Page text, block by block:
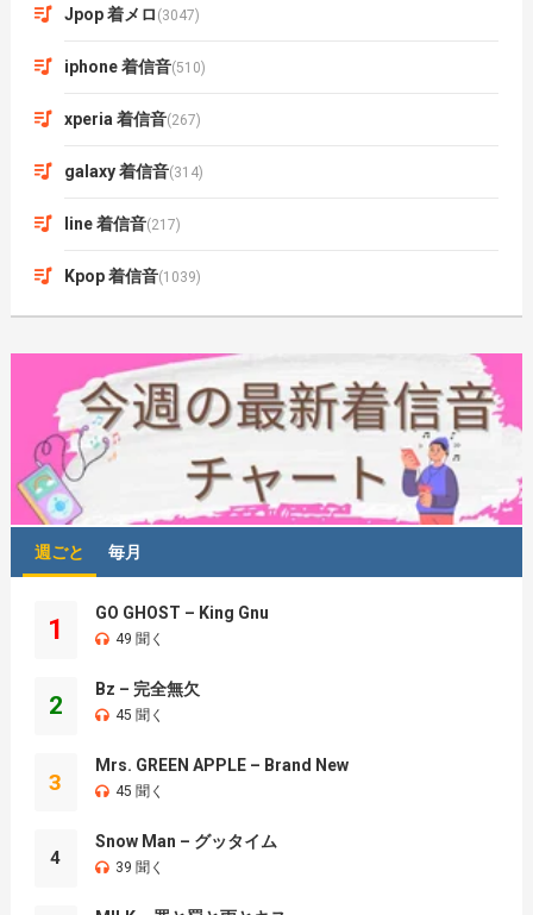
Jpop 着メロ (3047)
iphone 着信音(510)
xperia 着信音(267)
galaxy 着信音(314)
line 着信音(217)
Kpop 着信音(1039)
週ごと 毎月
1
GO GHOST – King Gnu
49 聞く
2
Bz – 完全無欠
45 聞く
3
Mrs. GREEN APPLE – Brand New
45 聞く
4
Snow Man – グッタイム
39 聞く